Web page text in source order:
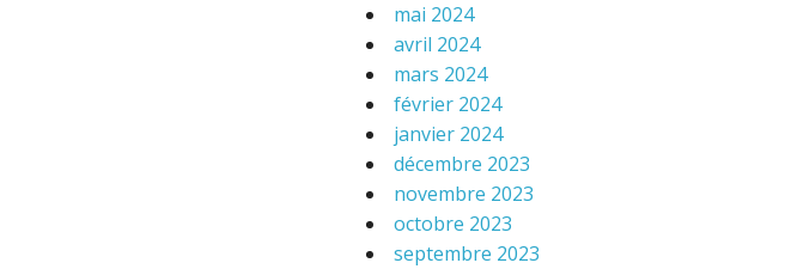
mai 2024
avril 2024
mars 2024
février 2024
janvier 2024
décembre 2023
novembre 2023
octobre 2023
septembre 2023